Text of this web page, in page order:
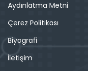
Aydınlatma Metni
Çerez Politikası
Biyografi
İletişim